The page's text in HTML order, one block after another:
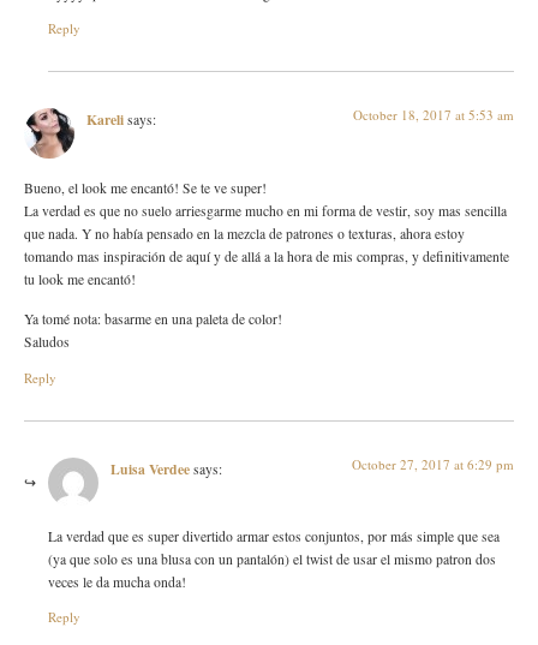
Reply
Kareli says: October 18, 2017 at 5:53 am
Bueno, el look me encantó! Se te ve super!
La verdad es que no suelo arriesgarme mucho en mi forma de vestir, soy mas sencilla
que nada. Y no había pensado en la mezcla de patrones o texturas, ahora estoy
tomando mas inspiración de aquí y de allá a la hora de mis compras, y definitivamente
tu look me encantó!
Ya tomé nota: basarme en una paleta de color!
Saludos
Reply
Luisa Verdee says: October 27, 2017 at 6:29 pm
La verdad que es super divertido armar estos conjuntos, por más simple que sea
(ya que solo es una blusa con un pantalón) el twist de usar el mismo patron dos
veces le da mucha onda!
Reply